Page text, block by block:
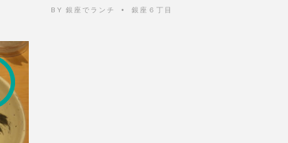
BY 銀座でランチ • 銀座６丁目